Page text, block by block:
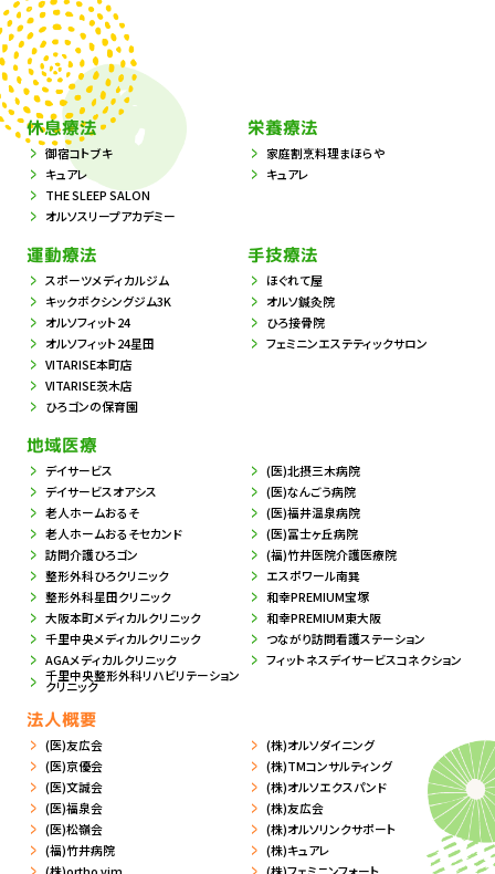
休息療法
御宿コトブキ
キュアレ
THE SLEEP SALON
オルソスリープアカデミー
栄養療法
家庭割烹料理まほらや
キュアレ
運動療法
スポーツメディカルジム
キックボクシングジム3K
オルソフィット24
オルソフィット24星田
VITARISE本町店
VITARISE茨木店
ひろゴンの保育園
手技療法
ほぐれて屋
オルソ鍼灸院
ひろ接骨院
フェミニンエステティックサロン
地域医療
デイサービス
デイサービスオアシス
老人ホームおるそ
老人ホームおるそセカンド
訪問介護ひろゴン
整形外科ひろクリニック
整形外科星田クリニック
大阪本町メディカルクリニック
千里中央メディカルクリニック
AGAメディカルクリニック
千里中央整形外科リハビリテーション
クリニック
(医)北摂三木病院
(医)なんごう病院
(医)福井温泉病院
(医)冨士ヶ丘病院
(福)竹井医院介護医療院
エスポワール南巽
和幸PREMIUM宝塚
和幸PREMIUM東大阪
つながり訪問看護ステーション
フィットネスデイサービスコネクション
法人概要
(医)友広会
(医)京優会
(医)文誠会
(医)福泉会
(医)松嶺会
(福)竹井病院
(株)ortho vim
(株)オルソダイニング
(株)TMコンサルティング
(株)オルソエクスパンド
(株)友広会
(株)オルソリンクサポート
(株)キュアレ
(株)フェミニンフォート